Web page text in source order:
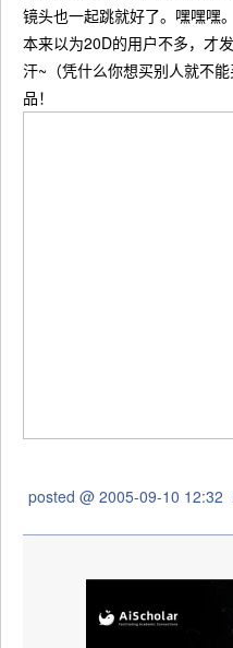
镜头也一起跳就好了。嘿嘿嘿。
本来以为20D的用户不多，才
汗~（凭什么你想买别人就不
品！
posted @ 2005-09-10 12:32